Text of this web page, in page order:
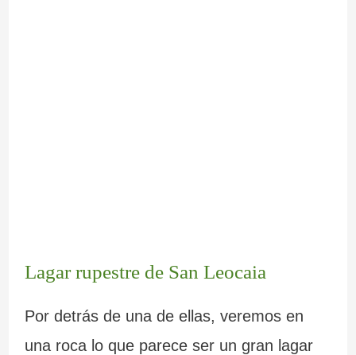
Lagar rupestre de San Leocaia
Por detrás de una de ellas, veremos en
una roca lo que parece ser un gran lagar